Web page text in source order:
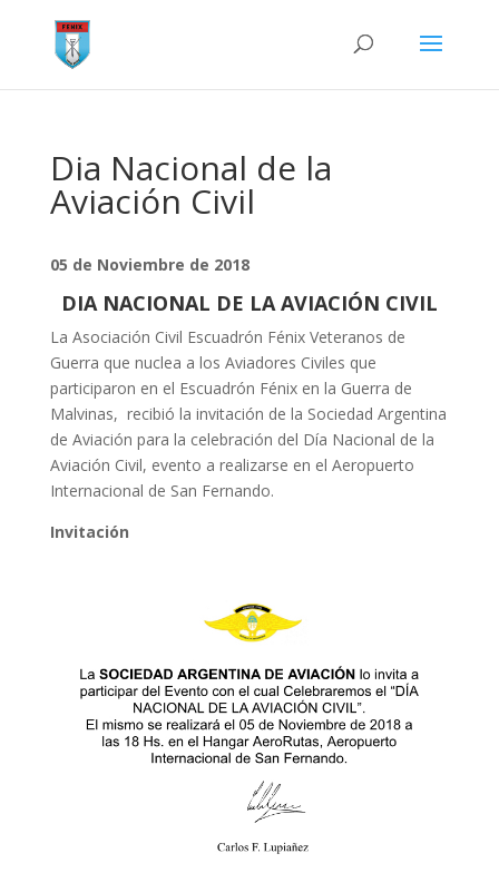
Dia Nacional de la
Aviación Civil
05 de Noviembre de 2018
DIA NACIONAL DE LA AVIACIÓN CIVIL
La Asociación Civil Escuadrón Fénix Veteranos de
Guerra que nuclea a los Aviadores Civiles que
participaron en el Escuadrón Fénix en la Guerra de
Malvinas, recibió la invitación de la Sociedad Argentina
de Aviación para la celebración del Día Nacional de la
Aviación Civil, evento a realizarse en el Aeropuerto
Internacional de San Fernando.
Invitación